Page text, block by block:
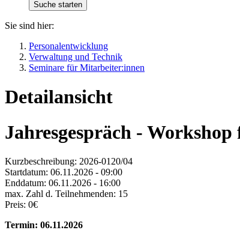
Sie sind hier:
Personalentwicklung
Verwaltung und Technik
Seminare für Mitarbeiter:innen
Detailansicht
Jahresgespräch -
Kurzbeschreibung: 2026-0120/04
Startdatum: 06.11.2026 - 09:00
Enddatum: 06.11.2026 - 16:00
max. Zahl d. Teilnehmenden: 15
Preis: 0€
Termin: 06.11.2026